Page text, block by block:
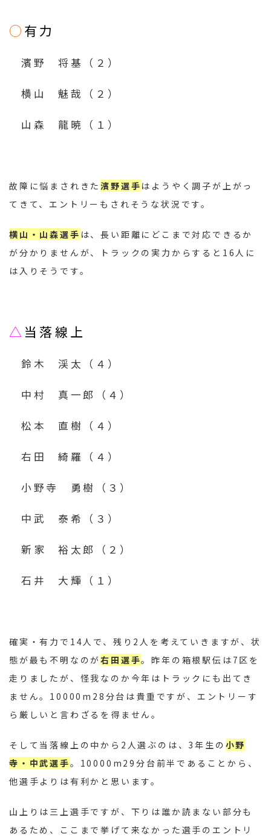
○ 有力
濱野 将基（２）
横山 魅哉（２）
山森 龍暁（１）
故障に悩まされきた濱野選手 はようやく調子が上がっ
てきて、エントリーもされそうな状況です。
横山・山森選手 は、長い距離にどこまで対応できるか
が分かりませんが、トラックの実力からすると16人に
は入りそうです。
△ 当落線上
鈴木 渓太（４）
中村 真一郎（４）
松本 直樹（４）
右田 綺羅（４）
小野寺 勇樹（３）
中武 泰希（３）
新家 裕太郎（２）
石井 大輝（１）
確実・有力で14人で、残り2人を考えていきますが、状
態が最も不明なのが右田選手。昨年の箱根駅伝は7区を
走りましたが、怪我なのか今年はトラックにも出てき
ません。10000m28分台は貴重ですが、エントリーす
ら厳しいと言わざるを得ません。
そして当落線上の中から2人選ぶのは、3年生の 小野
寺・中武選手。10000m29分台前半であることから、
他選手よりは有利かと思います。
山上りは三上選手ですが、下りは誰か読まない部分も
あるため、ここまで挙げて来なかった選手のエントリ